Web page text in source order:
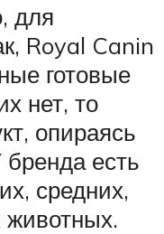
для
Royal Canin
готовые
нет, то
опираясь
есть
средних,
животных.